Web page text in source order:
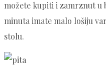
možete kupiti i zamrznut u
minuta imate malo lošiju
stolu.